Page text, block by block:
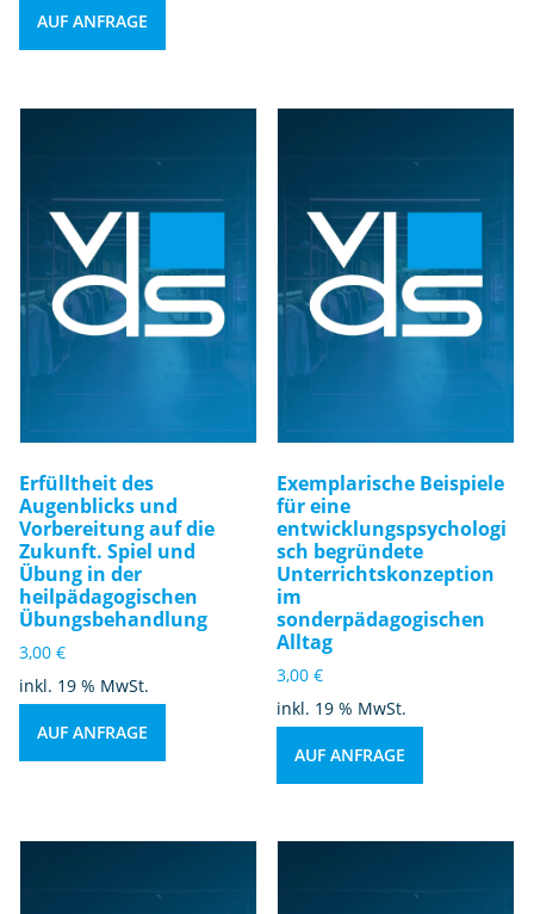
AUF ANFRAGE
Erfülltheit des
Augenblicks und
Vorbereitung auf die
Zukunft. Spiel und
Übung in der
heilpädagogischen
Übungsbehandlung
3,00 €
inkl. 19 % MwSt.
AUF ANFRAGE
Exemplarische Beispiele
für eine
entwicklungspsychologi
sch begründete
Unterrichtskonzeption
im
sonderpädagogischen
Alltag
3,00€
inkl. 19 % MwSt.
AUF ANFRAGE